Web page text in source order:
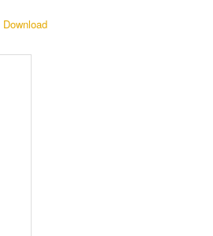
Download